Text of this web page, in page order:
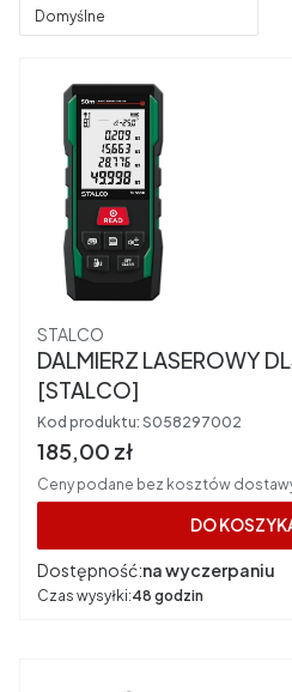
Domyślne
Producent
STALCO
DALMIERZ LASEROWY
[STALCO]
Kod produktu: S058297002
Cena brutto
185,00 zł
Ceny podane bez kosztów
DO
Dostępność:na wyczerpaniu
Czas wysyłki:48 godzin